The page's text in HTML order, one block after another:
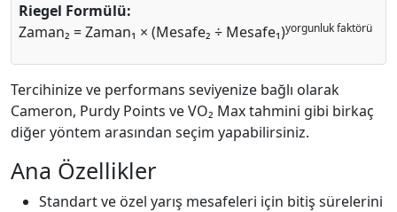
Riegel Formülü:
Zaman₂ = Zaman₁ × (Mesafe₂ ÷ Mesafe₁)yorgunluk faktörü
Tercihinize ve performans seviyenize bağlı olarak
Cameron, Purdy Points ve VO₂ Max tahmini gibi birkaç
diğer yöntem arasından seçim yapabilirsiniz.
Ana Özellikler
Standart ve özel yarış mesafeleri için bitiş sürelerini